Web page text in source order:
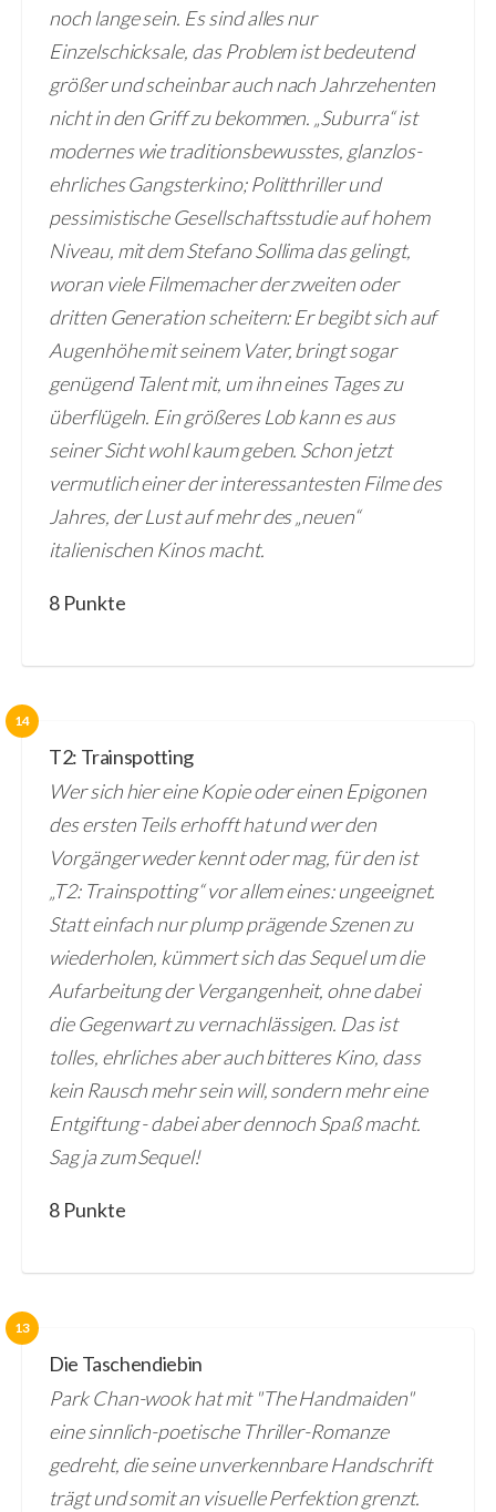
noch lange sein. Es sind alles nur
Einzelschicksale, das Problem ist bedeutend
größer und scheinbar auch nach Jahrzehenten
nicht in den Griff zu bekommen. „Suburra“ ist
modernes wie traditionsbewusstes, glanzlos-
ehrliches Gangsterkino; Politthriller und
pessimistische Gesellschaftsstudie auf hohem
Niveau, mit dem Stefano Sollima das gelingt,
woran viele Filmemacher der zweiten oder
dritten Generation scheitern: Er begibt sich auf
Augenhöhe mit seinem Vater, bringt sogar
genügend Talent mit, um ihn eines Tages zu
überflügeln. Ein größeres Lob kann es aus
seiner Sicht wohl kaum geben. Schon jetzt
vermutlich einer der interessantesten Filme des
Jahres, der Lust auf mehr des „neuen“
italienischen Kinos macht.
8 Punkte
14
T2: Trainspotting
Wer sich hier eine Kopie oder einen Epigonen
des ersten Teils erhofft hat und wer den
Vorgänger weder kennt oder mag, für den ist
„T2: Trainspotting“ vor allem eines: ungeeignet.
Statt einfach nur plump prägende Szenen zu
wiederholen, kümmert sich das Sequel um die
Aufarbeitung der Vergangenheit, ohne dabei
die Gegenwart zu vernachlässigen. Das ist
tolles, ehrliches aber auch bitteres Kino, dass
kein Rausch mehr sein will, sondern mehr eine
Entgiftung - dabei aber dennoch Spaß macht.
Sag ja zum Sequel!
8 Punkte
13
Die Taschendiebin
Park Chan-wook hat mit "The Handmaiden"
eine sinnlich-poetische Thriller-Romanze
gedreht, die seine unverkennbare Handschrift
trägt und somit an visuelle Perfektion grenzt.